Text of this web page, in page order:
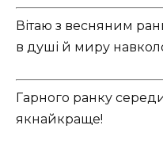
Вітаю з весняним
в душі й миру
Гарного ранку
якнайкраще!